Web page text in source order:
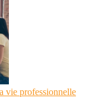
vie professionnelle